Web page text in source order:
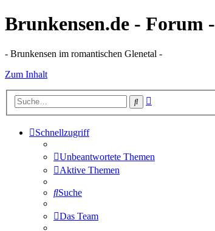
Brunkensen.de - Forum -
- Brunkensen im romantischen Glenetal -
Zum Inhalt
Suche
Schnellzugriff
Unbeantwortete Themen
Aktive Themen
Suche
Das Team